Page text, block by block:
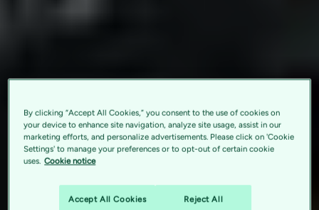
By clicking “Accept All Cookies,” you consent to the use of cookies on
your device to enhance site navigation, analyze site usage, assist in our
marketing efforts, and personalize advertisements. Please click on 'Cookie
Settings' to manage your preferences or to opt-out of certain cookie
uses. Cookie notice
Accept All Cookies Reject All